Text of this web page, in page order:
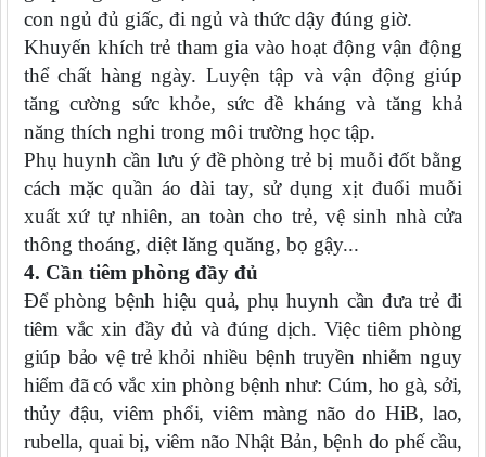
con ngủ đủ giấc, đi ngủ và thức dậy đúng giờ.
Khuyến khích trẻ tham gia vào hoạt động vận động
thể chất hàng ngày. Luyện tập và vận động giúp
tăng cường sức khỏe, sức đề kháng và tăng khả
năng thích nghi trong môi trường học tập.
Phụ huynh cần lưu ý đề phòng trẻ bị muỗi đốt bằng
cách mặc quần áo dài tay, sử dụng xịt đuổi muỗi
xuất xứ tự nhiên, an toàn cho trẻ, vệ sinh nhà cửa
thông thoáng, diệt lăng quăng, bọ gậy...
4. Cần tiêm phòng đầy đủ
Để phòng bệnh hiệu quả, phụ huynh cần đưa trẻ đi
tiêm vắc xin đầy đủ và đúng dịch. Việc tiêm phòng
giúp bảo vệ trẻ khỏi nhiều bệnh truyền nhiễm nguy
hiểm đã có vắc xin phòng bệnh như: Cúm, ho gà, sởi,
thủy đậu, viêm phổi, viêm màng não do HiB, lao,
rubella, quai bị, viêm não Nhật Bản, bệnh do phế cầu,